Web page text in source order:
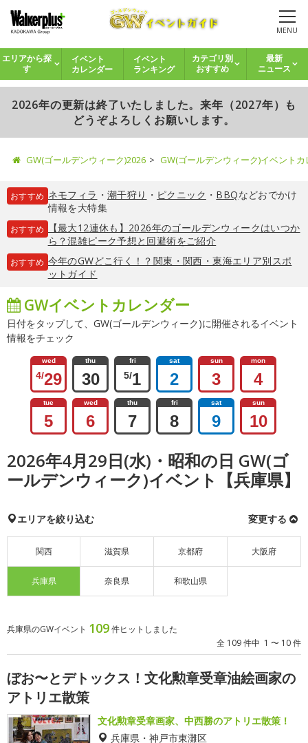
MENU
エリアから探
す
イベント
カレンダー
イベント
ランキング
カテゴリ別
おすすめ
最新
ニュース
2026年の更新は終了いたしました。来年（2027年）も
どうぞよろしくお願いします。
GW(ゴールデンウィーク)2026 GW(ゴールデンウィーク)イベント
おすすめ ネモフィラ ・ 潮干狩り ・ ピクニック ・ BBQなどおでかけ
情報を大特集
おすすめ
【最大12連休も】2026年のゴールデンウィークはいつか
ら？混雑ピーク予想と回避術をご紹介
おすすめ 今年のGWどこ行く！？関東・関西・東海エリア別スポ
ットガイド
GWイベントカレンダー
日付をタップして、GW(ゴールデンウィーク)に開催されるイベント
情報をチェック
wed
4/29
thu
30
fri
5/1
sat
2
sun
3
mon
4
tue
5
wed
6
thu
7
fri
8
sat
9
sun
10
2026年4月29日(水)・昭和の日 GW(ゴ
ールデンウィーク)イベント【兵庫県】
エリアを絞り込む 変更する
関西 滋賀県 京都府 大阪府
兵庫県 奈良県 和歌山県
兵庫県のGWイベント 109件ヒットしました
全 109 件中 1 〜 10 件
ぼお〜とデトックス！文化勲章受章油絵画家の
アトリエ散策
文化勲章受章画家、中西勝のアトリエ散策！
兵庫県・神戸市東灘区